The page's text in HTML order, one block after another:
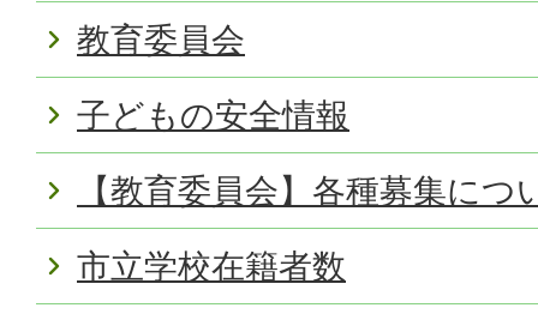
教育委員会
子どもの安全情報
【教育委員会】各種募集につ
市立学校在籍者数